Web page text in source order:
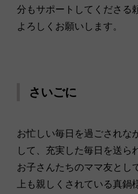
分もサポートしてくださる
よろしくお願いします。
さいごに
お忙しい毎日を過ごされな
して、充実した毎日を送ら
お子さんたちのママ友とし
上も親しくされている真